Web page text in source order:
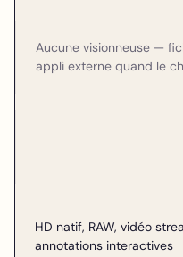
Aucune visionneuse —
appli externe quand le
HD natif, RAW, vidéo
annotations interactives